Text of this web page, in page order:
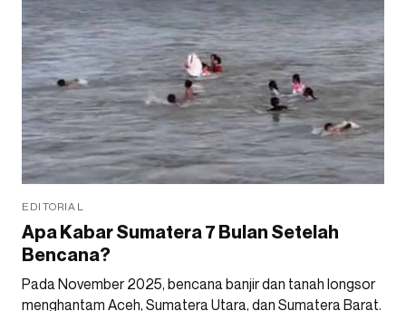
EDITORIAL
Apa Kabar Sumatera 7 Bulan Setelah
Bencana?
Pada November 2025, bencana banjir dan tanah longsor
menghantam Aceh, Sumatera Utara, dan Sumatera Barat.